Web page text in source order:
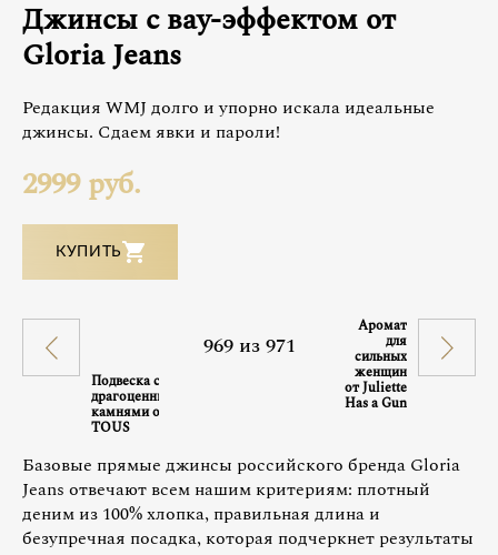
Джинсы с вау-эффектом от
Gloria Jeans
Редакция WMJ долго и упорно искала идеальные
джинсы. Сдаем явки и пароли!
2999 руб.
КУПИТЬ
Подвеска с
драгоценными
камнями от
TOUS
969из971
Аромат
для
сильных
женщин
от Juliette
Has a Gun
Базовые прямые джинсы российского бренда Gloria
Jeans отвечают всем нашим критериям: плотный
деним из 100% хлопка, правильная длина и
безупречная посадка, которая подчеркнет результаты